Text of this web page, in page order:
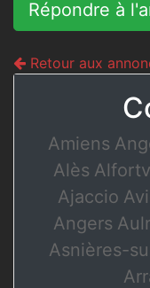
Répondre à
Retour aux
Amiens
Alès
Ajaccio
Angers
Asnières-